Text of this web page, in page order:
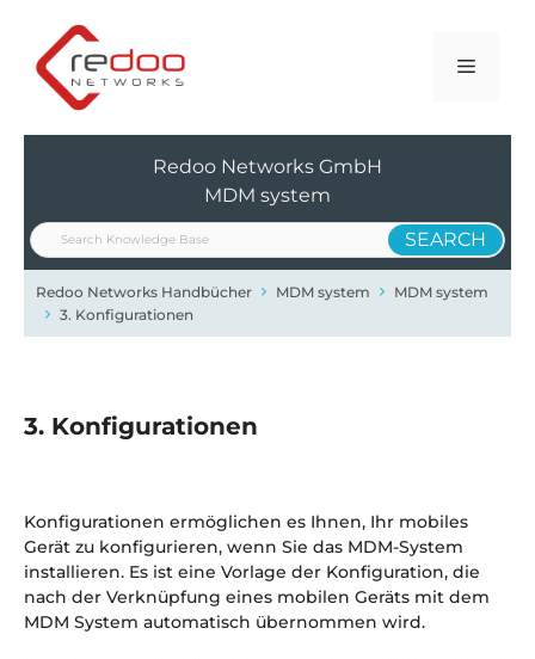
Inhalt
springen
Menü
Redoo Networks GmbH
MDM system
Redoo Networks Handbücher MDM system
MDM system
3. Konfigurationen
3. Konfigurationen
Konfigurationen ermöglichen es Ihnen, Ihr mobiles
Gerät zu konfigurieren, wenn Sie das MDM-System
installieren. Es ist eine Vorlage der Konfiguration, die
nach der Verknüpfung eines mobilen Geräts mit dem
MDM System automatisch übernommen wird.